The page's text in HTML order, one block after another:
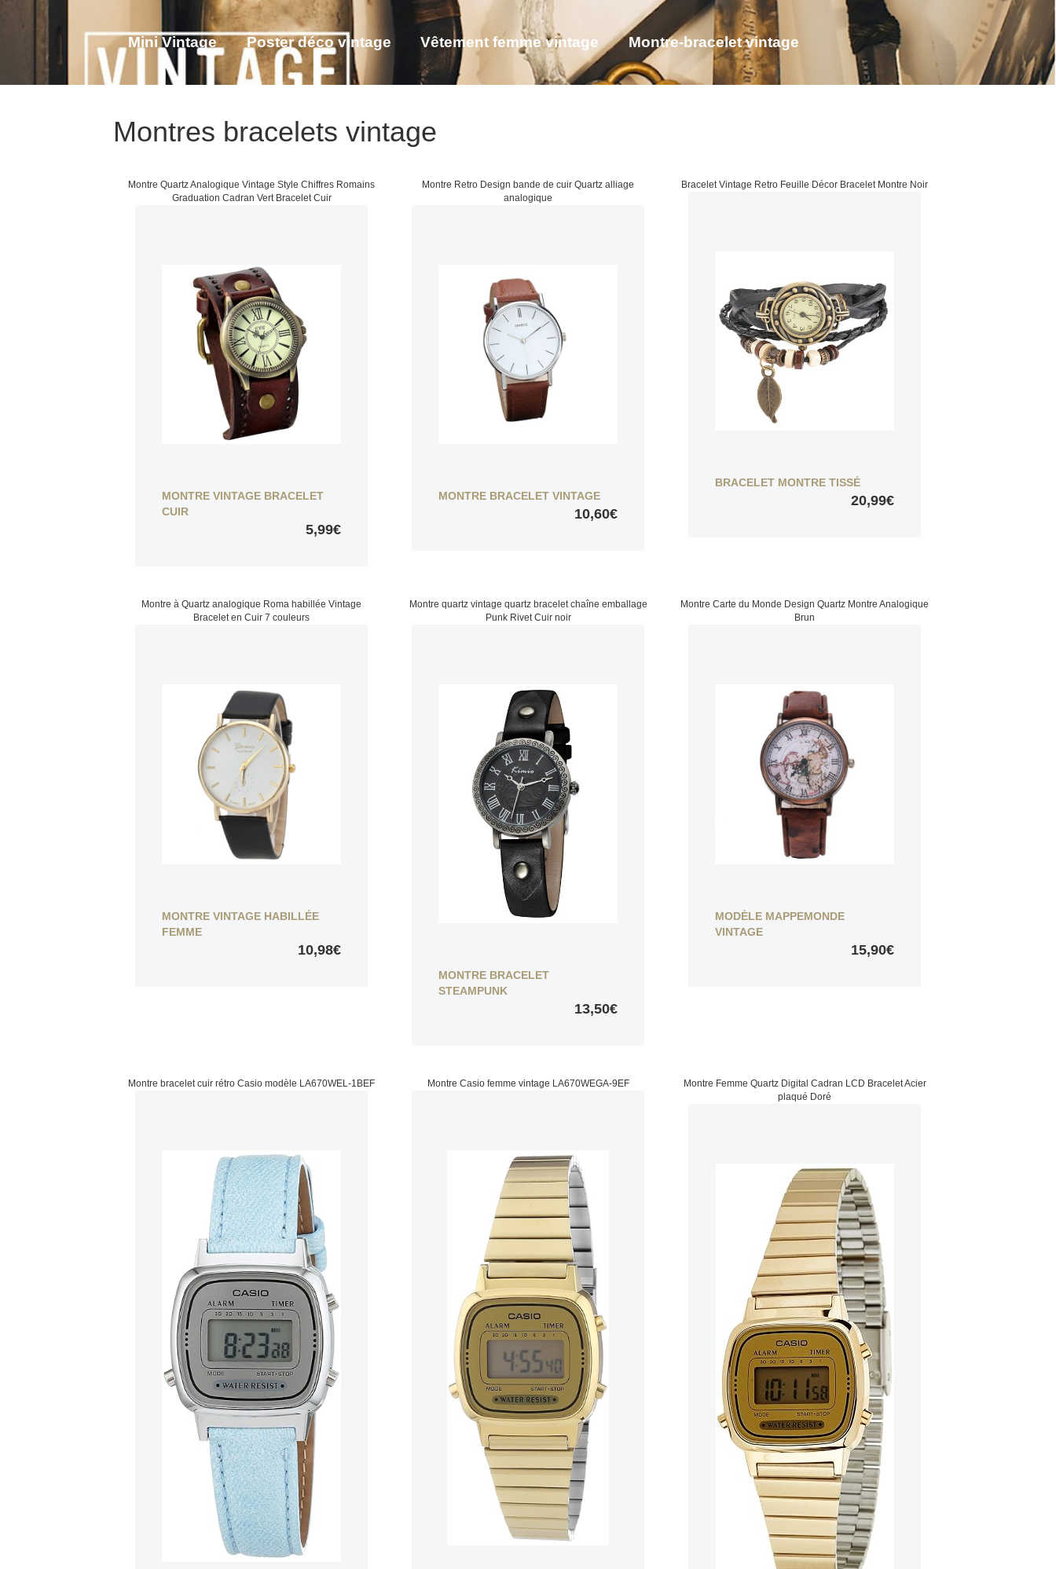
Mini Vintage Poster déco vintage Vêtement femme vintage Montre-bracelet vintage
Montres bracelets vintage
Montre Quartz Analogique Vintage Style Chiffres Romains
Graduation Cadran Vert Bracelet Cuir
MONTRE VINTAGE BRACELET
CUIR
5,99€
Montre Retro Design bande de cuir Quartz alliage
analogique
MONTRE BRACELET VINTAGE
10,60€
Bracelet Vintage Retro Feuille Décor Bracelet Montre Noir
BRACELET MONTRE TISSÉ
20,99€
Montre à Quartz analogique Roma habillée Vintage
Bracelet en Cuir 7 couleurs
MONTRE VINTAGE HABILLÉE
FEMME
10,98€
Montre quartz vintage quartz bracelet chaîne emballage
Punk Rivet Cuir noir
MONTRE BRACELET
STEAMPUNK
13,50€
Montre Carte du Monde Design Quartz Montre Analogique
Brun
MODÈLE MAPPEMONDE
VINTAGE
15,90€
Montre bracelet cuir rétro Casio modèle LA670WEL-1BEF Montre Casio femme vintage LA670WEGA-9EF
Montre Femme Quartz Digital Cadran LCD Bracelet Acier
plaqué Doré